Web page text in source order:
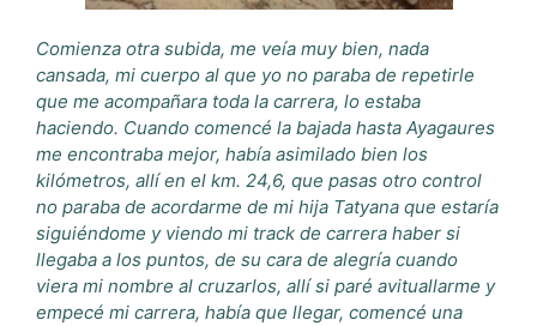
Comienza otra subida, me veía muy bien, nada
cansada, mi cuerpo al que yo no paraba de repetirle
que me acompañara toda la carrera, lo estaba
haciendo. Cuando comencé la bajada hasta Ayagaures
me encontraba mejor, había asimilado bien los
kilómetros, allí en el km. 24,6, que pasas otro control
no paraba de acordarme de mi hija Tatyana que estaría
siguiéndome y viendo mi track de carrera haber si
llegaba a los puntos, de su cara de alegría cuando
viera mi nombre al cruzarlos, allí si paré avituallarme y
empecé mi carrera, había que llegar, comencé una